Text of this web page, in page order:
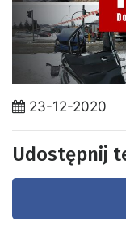
23-12-2020
Udostępnij